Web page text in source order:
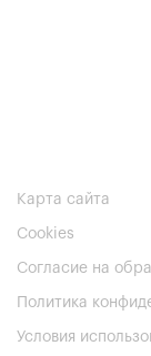
Карта сайта
Cookies
Согласие на
Политика
Условия